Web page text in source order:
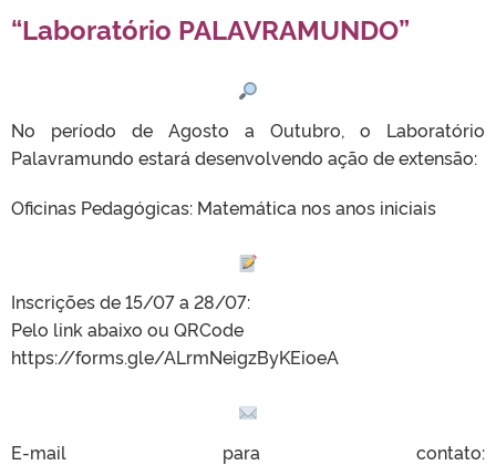
“Laboratório PALAVRAMUNDO”
No período de Agosto a Outubro, o Laboratório
Palavramundo estará desenvolvendo ação de extensão:
Oficinas Pedagógicas: Matemática nos anos iniciais
Inscrições de 15/07 a 28/07:
Pelo link abaixo ou QRCode
https://forms.gle/ALrmNeigzByKEioeA
E-mail para contato: